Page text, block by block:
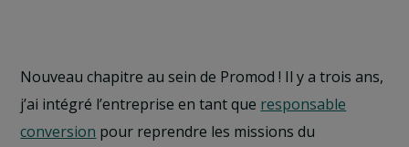
Nouveau chapitre au sein de Promod ! Il y a trois ans,
j’ai intégré l’entreprise en tant que responsable
conversion pour reprendre les missions du